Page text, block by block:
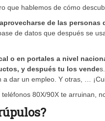
que hablemos de cómo
de las personas
de datos que después se
o en portales a nivel
y después tu los vende
a dar un empleo. Y otras, …
80X/90X te arruinan,